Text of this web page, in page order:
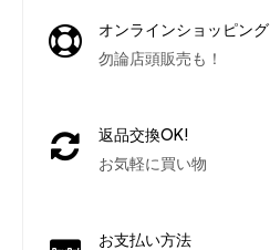
オンラインショッピング
勿論店頭販売も！
返品交換OK!
お気軽に買い物
お支払い方法